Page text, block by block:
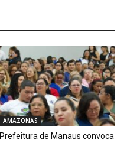
AMAZONAS
Prefeitura de Manaus convoca